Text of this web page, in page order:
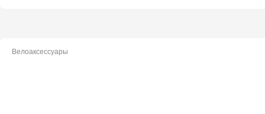
Велоаксессуары